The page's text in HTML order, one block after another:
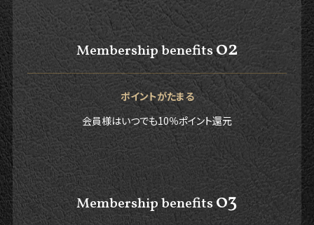
Membership benefits02
ポイントがたまる
会員様はいつでも10％ポイント還元
Membership benefits03